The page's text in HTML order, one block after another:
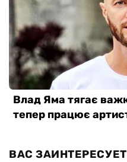
ВАС ЗАИНТЕРЕСУЕТ